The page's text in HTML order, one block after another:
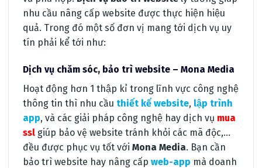
nhu cầu nâng cấp website được thực hiện hiệu
quả. Trong đó một số đơn vị mang tới dịch vụ uy
tín phải kể tới như:
Dịch vụ chăm sóc, bảo trì website – Mona Media
Hoạt động hơn 1 thập kỉ trong lĩnh vực công nghệ
thông tin thì nhu cầu thiết kế website, lập trình
app, và các giải pháp công nghệ hay dịch vụ mua
ssl giúp bảo vệ website tránh khỏi các mã độc,…
đều được phục vụ tốt với Mona Media. Bạn cần
bảo trì website hay nâng cấp web-app mà doanh